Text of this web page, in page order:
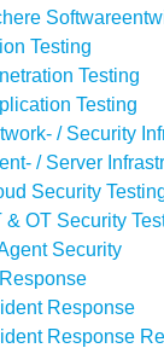
Testing
Testing
Testing
/ Security
/ Server
Security
& OT Security
Security
Response
Response